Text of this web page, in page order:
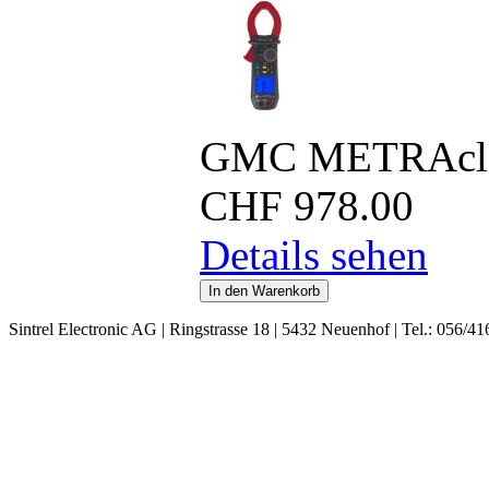
GMC
CHF 978.00
Details sehen
Sintrel Electronic AG | Ringstrasse 18 | 5432 Neuenhof | Tel.: 056/